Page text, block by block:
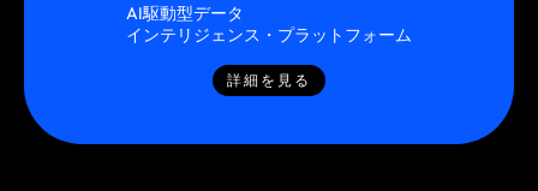
AI駆動型データ
インテリジェンス・プラットフォーム
詳細を見る